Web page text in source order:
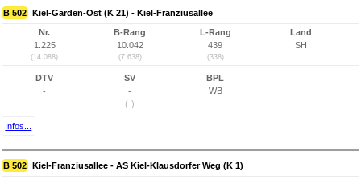
B 502 Kiel-Garden-Ost (K 21) - Kiel-Franziusallee
Nr.
1.225
(14.088)
B-Rang
10.042
(7.638)
L-Rang
439
(338)
Land
SH
DTV
-
SV
-
(-)
BPL
WB
Infos...
B 502 Kiel-Franziusallee - AS Kiel-Klausdorfer Weg (K 1)